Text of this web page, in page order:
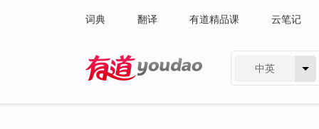
词典 翻译 有道精品课 云笔记
中英